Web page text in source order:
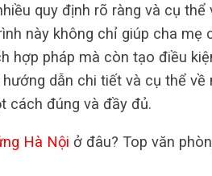
quy định rõ ràng và cụ
này không chỉ giúp cha mẹ
hợp pháp mà còn tạo điều
dẫn chi tiết và cụ thể
cách đúng và đầy đủ.
Hà Nội ở đâu? Top văn